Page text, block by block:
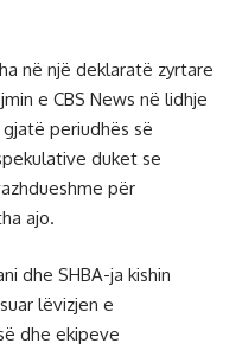
në një deklaratë zyrtare
e CBS News në lidhje
periudhës së
duket se
për
ajo.
dhe SHBA-ja kishin
lëvizjen e
dhe ekipeve